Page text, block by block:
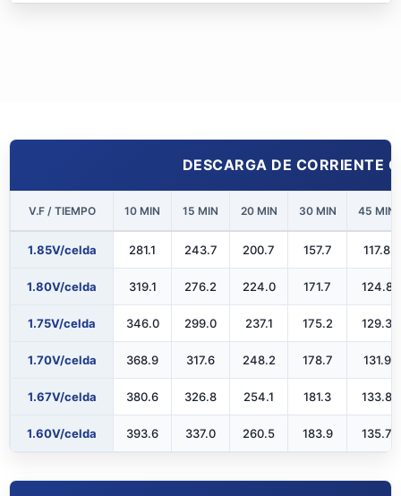
DESCARGA DE CORRIENTE
V.F / TIEMPO 10 MIN 15 MIN 20 MIN 30 MIN 45 MIN
1.85V/celda 281.1 243.7 200.7 157.7 117.8
1.80V/celda 319.1 276.2 224.0 171.7 124.8
1.75V/celda 346.0 299.0 237.1 175.2 129.3
1.70V/celda 368.9 317.6 248.2 178.7 131.9
1.67V/celda 380.6 326.8 254.1 181.3 133.8
1.60V/celda 393.6 337.0 260.5 183.9 135.7